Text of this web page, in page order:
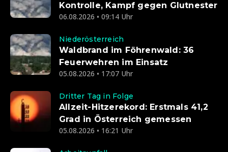
Kontrolle, Kampf gegen Glutnester
06.08.2026 • 09:14 Uhr
Niederösterreich
Waldbrand im Föhrenwald: 36
Feuerwehren im Einsatz
05.08.2026 • 17:07 Uhr
Dritter Tag in Folge
Allzeit-Hitzerekord: Erstmals 41,2
Grad in Österreich gemessen
05.08.2026 • 16:21 Uhr